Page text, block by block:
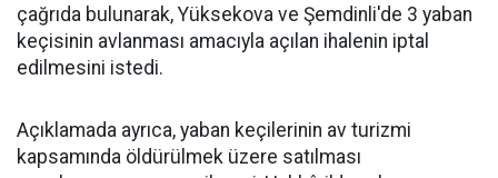
çağrıda bulunarak, Yüksekova ve Şemdinli'de 3 yaban
keçisinin avlanması amacıyla açılan ihalenin iptal
edilmesini istedi.
Açıklamada ayrıca, yaban keçilerinin av turizmi
kapsamında öldürülmek üzere satılması